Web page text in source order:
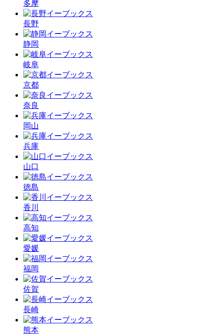
多摩
長野
静岡
岐阜
京都
奈良
岡山
兵庫
山口
徳島
香川
高知
愛媛
福岡
佐賀
長崎
熊本